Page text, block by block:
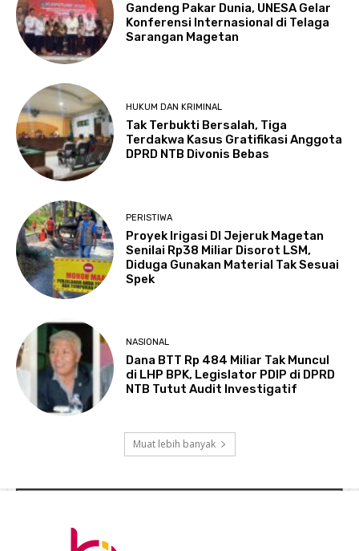
Gandeng Pakar Dunia, UNESA Gelar
Konferensi Internasional di Telaga
Sarangan Magetan
HUKUM DAN KRIMINAL
Tak Terbukti Bersalah, Tiga
Terdakwa Kasus Gratifikasi Anggota
DPRD NTB Divonis Bebas
PERISTIWA
Proyek Irigasi DI Jejeruk Magetan
Senilai Rp38 Miliar Disorot LSM,
Diduga Gunakan Material Tak Sesuai
Spek
NASIONAL
Dana BTT Rp 484 Miliar Tak Muncul
di LHP BPK, Legislator PDIP di DPRD
NTB Tutut Audit Investigatif
Muat lebih banyak